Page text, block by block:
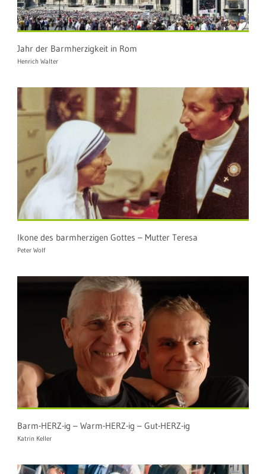
Jahr der Barmherzigkeit in Rom
Henrich Walter
Ikone des barmherzigen Gottes – Mutter Teresa
Peter Wolf
Barm-HERZ-ig – Warm-HERZ-ig – Gut-HERZ-ig
Katrin Keller